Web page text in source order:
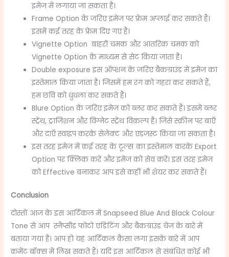
इमेज में लगाया जा सकता है।
Frame Option के जरिए इमेज पर फ्रेम अप्लाई कर सकते हैं।
इसमें कई तरह के फ्रेम दिए गए हैं।
Vignette Option बाहरी चमक और आंतरिक चमक को
Vignette Option के माध्यम से सेट किया जाता है।
Double exposure इस ऑप्शन के जरिए बैकग्राउंड में इमेज का
इस्तेमाल किया जाता है। जिसमें हम रंग को गहरा कर सकते हैं,
हम छवि को धुंधला कर सकते हैं।
Blure Option के जरिए इमेज को ब्लर कर सकते हैं। इसमें ब्लर
स्ट्रेंथ, ट्रांजिशन और विग्नेट स्ट्रेंथ विकल्प है। जिसे स्क्रीन पर बाएँ
और दाएँ स्वाइप करके सेलेक्ट और एडजस्ट किया जा सकता है।
इस तरह इमेज में कई तरह के टूल्स का इस्तेमाल करके Export
Option पर क्लिक करें और इमेज को सेव करें। इस तरह इमेज
को Effective बनाकर आप इसे कहीं भी शेयर कर सकते हैं।
Conclusion
दोस्तों आज के इस आर्टिकल में Snapseed Blue And Black Colour
Tone से आप स्नैप्सीड फोटो एडिटिंग और बैकग्राउंड चेंज के बारे में
बताया गया है। आप हो यह आर्टिकल कैसा लगा इसके बारे में आप
कमेंट बॉक्स में लिख सकते हैं। यदि इस आर्टिकल से संबंधित कोई भी